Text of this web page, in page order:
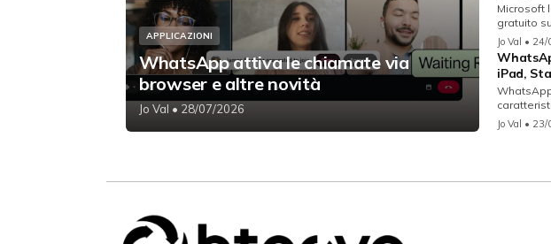
APPLICAZIONI
WhatsApp attiva le chiamate via
browser e altre novità
Jo Val • 28/07/2026
Microsoft
gratuito
Jo Val •
iPad,
Jo Val •